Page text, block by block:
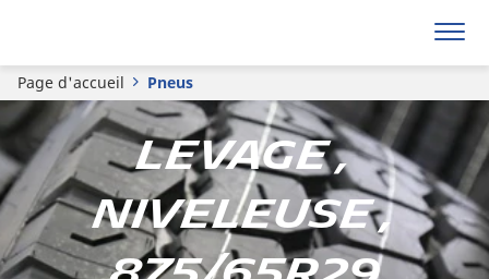
Page d'accueil Pneus
Levage ,
Niveleuse ,